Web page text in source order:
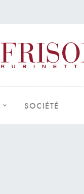
SOCIÉTÉ